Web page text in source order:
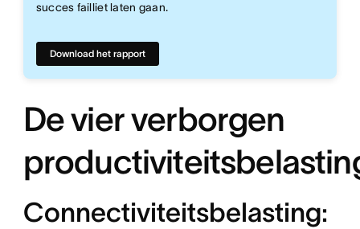
succes failliet laten gaan.
Download het rapport
De vier verborgen
Connectiviteitsbelasting: